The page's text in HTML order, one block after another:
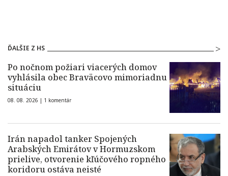
ĎALŠIE Z HS
Po nočnom požiari viacerých domov
vyhlásila obec Braväcovo mimoriadnu
situáciu
08. 08. 2026 | 1 komentár
Irán napadol tanker Spojených
Arabských Emirátov v Hormuzskom
prielive, otvorenie kľúčového ropného
koridoru ostáva neisté